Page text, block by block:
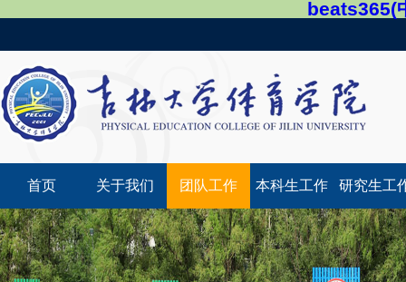
beats365(
首页 关于我们 团队工作 本科生工作 研究生工